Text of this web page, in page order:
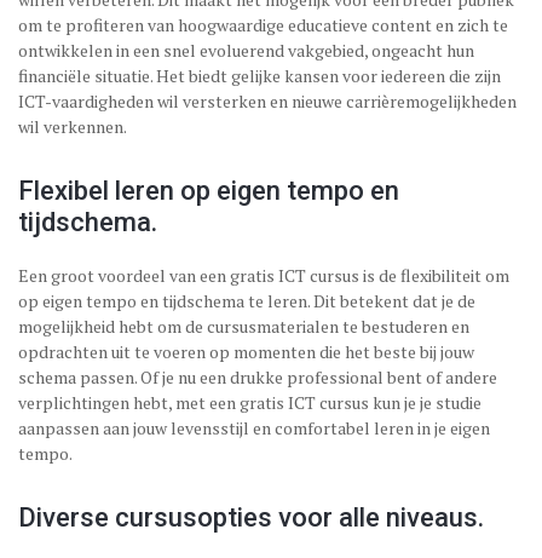
om te profiteren van hoogwaardige educatieve content en zich te
ontwikkelen in een snel evoluerend vakgebied, ongeacht hun
financiële situatie. Het biedt gelijke kansen voor iedereen die zijn
ICT-vaardigheden wil versterken en nieuwe carrièremogelijkheden
wil verkennen.
Flexibel leren op eigen tempo en
tijdschema.
Een groot voordeel van een gratis ICT cursus is de flexibiliteit om
op eigen tempo en tijdschema te leren. Dit betekent dat je de
mogelijkheid hebt om de cursusmaterialen te bestuderen en
opdrachten uit te voeren op momenten die het beste bij jouw
schema passen. Of je nu een drukke professional bent of andere
verplichtingen hebt, met een gratis ICT cursus kun je je studie
aanpassen aan jouw levensstijl en comfortabel leren in je eigen
tempo.
Diverse cursusopties voor alle niveaus.